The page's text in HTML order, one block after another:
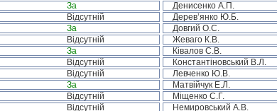
За Денисенко А.П.
Відсутній Дерев’янко Ю.Б.
За Довгий О.С.
Відсутній Жеваго К.В.
За Ківалов С.В.
Відсутній Константіновський В.Л.
Відсутній Левченко Ю.В.
За Матвійчук Е.Л.
Відсутній Міщенко С.Г.
Відсутній Немировський А.В.